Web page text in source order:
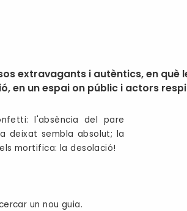
extravagants i autèntics, en
en un espai on públic i actors
l'absència del pare
deixat sembla absolut; la
mortifica: la desolació!
un nou guia.